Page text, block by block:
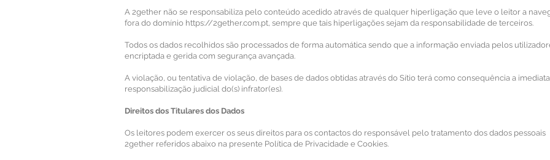
A 2gether não se responsabiliza pelo conteúdo acedido através de qualquer hiperligação que leve o leitor a
fora do domínio https://2gether.com.pt, sempre que tais hiperligações sejam da responsabilidade de terceiros.
Todos os dados recolhidos são processados de forma automática sendo que a informação enviada pelos
encriptada e gerida com segurança avançada.
A violação, ou tentativa de violação, de bases de dados obtidas através do Sítio terá como consequência a imediata
responsabilização judicial do(s) infrator(es).
Direitos dos Titulares dos Dados
Os leitores podem exercer os seus direitos para os contactos do responsável pelo tratamento dos dados pessoais
2gether referidos abaixo na presente Política de Privacidade e Cookies.